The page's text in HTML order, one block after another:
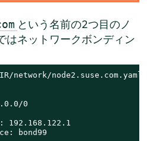
という名前の2つ目のノ
はネットワークボンディン
network/node2.suse.com.yaml
0
192.168.122.1
bond99